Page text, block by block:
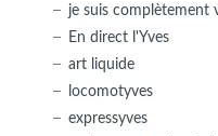
je suis complètement
En direct l'Yves
art liquide
locomotyves
expressyves